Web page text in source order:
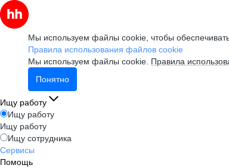
Мы используем файлы cookie, чтобы
Правила использования файлов cookie
Мы используем файлы cookie. Правила
Понятно
Ищу работу
Ищу работу
Ищу работу
Ищу сотрудника
Сервисы
Помощь